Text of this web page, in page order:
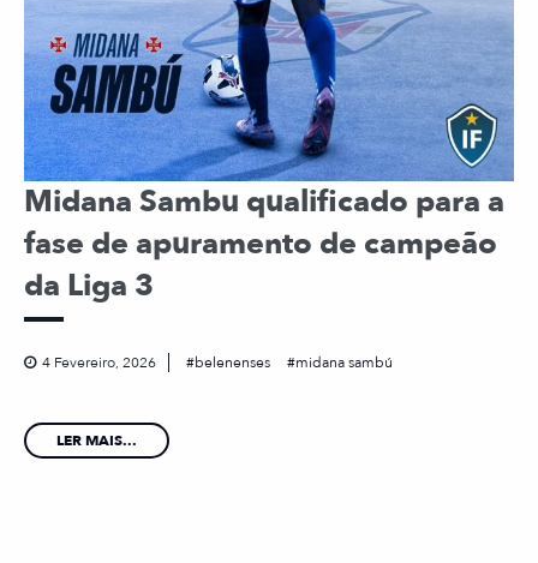
Midana Sambu qualificado para a
fase de apuramento de campeão
da Liga 3
4 Fevereiro, 2026 belenenses midana sambú
LER MAIS...